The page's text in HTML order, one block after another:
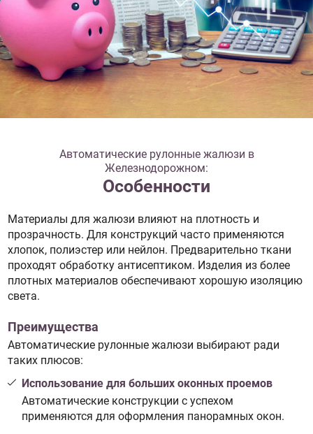
Автоматические рулонные жалюзи в
Железнодорожном:
Особенности
Материалы для жалюзи влияют на плотность и
прозрачность. Для конструкций часто применяются
хлопок, полиэстер или нейлон. Предварительно ткани
проходят обработку антисептиком. Изделия из более
плотных материалов обеспечивают хорошую изоляцию
света.
Преимущества
Автоматические рулонные жалюзи выбирают ради
таких плюсов:
Использование для больших оконных проемов
Автоматические конструкции с успехом
применяются для оформления панорамных окон.